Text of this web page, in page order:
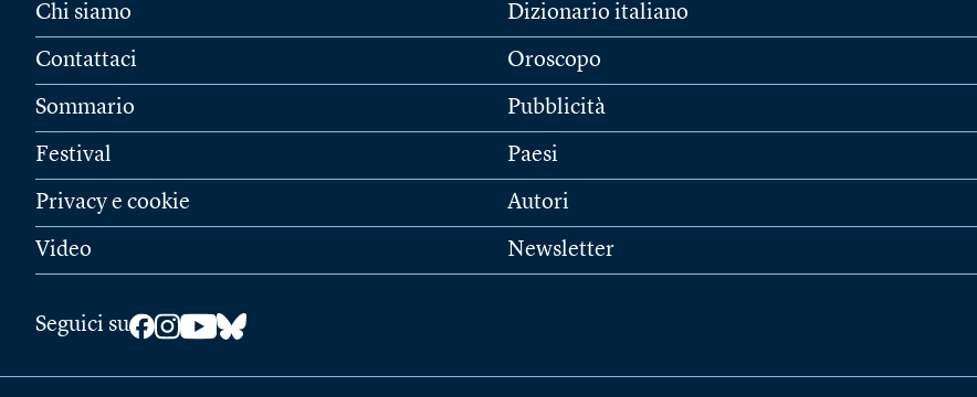
Chi siamo
Contattaci
Sommario
Festival
Privacy e cookie
Video
Dizionario italiano
Oroscopo
Pubblicità
Paesi
Autori
Newsletter
Seguici su